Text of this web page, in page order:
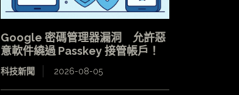
Google 密碼管理器漏洞 允許惡
意軟件繞過 Passkey 接管帳戶！
科技新聞 2026-08-05